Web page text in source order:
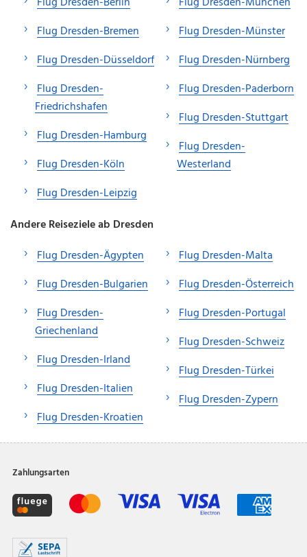
Flug Dresden-Bremen
Flug Dresden-Düsseldorf
Flug Dresden-
Friedrichshafen
Flug Dresden-Hamburg
Flug Dresden-Köln
Flug Dresden-Leipzig
Flug Dresden-Münster
Flug Dresden-Nürnberg
Flug Dresden-Paderborn
Flug Dresden-Stuttgart
Flug Dresden-
Westerland
Andere Reiseziele ab Dresden
Flug Dresden-Ägypten
Flug Dresden-Bulgarien
Flug Dresden-
Griechenland
Flug Dresden-Irland
Flug Dresden-Italien
Flug Dresden-Kroatien
Flug Dresden-Malta
Flug Dresden-Österreich
Flug Dresden-Portugal
Flug Dresden-Schweiz
Flug Dresden-Türkei
Flug Dresden-Zypern